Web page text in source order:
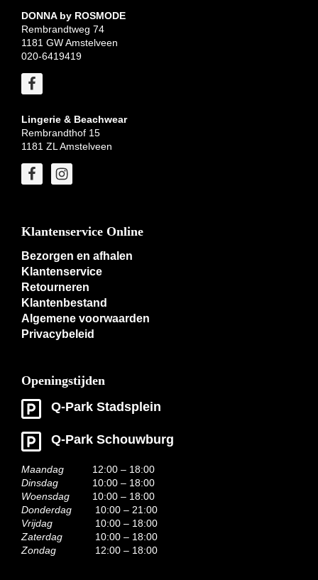
DONNA by ROSMODE
Rembrandtweg 74
1181 GW Amstelveen
020-6419419
Lingerie & Beachwear
Rembrandthof 15
1181 ZL Amstelveen
Klantenservice Online
Bezorgen en afhalen
Klantenservice
Retourneren
Klantenbestand
Algemene voorwaarden
Privacybeleid
Openingstijden
Q-Park Stadsplein
Q-Park Schouwburg
Maandag
12:00 – 18:00
Dinsdag
10:00 – 18:00
Woensdag
10:00 – 18:00
Donderdag
10:00 – 21:00
Vrijdag
10:00 – 18:00
Zaterdag
10:00 – 18:00
Zondag
12:00 – 18:00